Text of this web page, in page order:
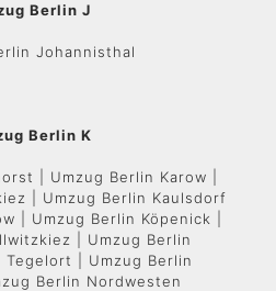
Berlin J
Johannisthal
Berlin K
| Umzug Berlin Karow |
| Umzug Berlin Kaulsdorf
| Umzug Berlin Köpenick |
| Umzug Berlin
Tegelort | Umzug Berlin
Berlin Nordwesten